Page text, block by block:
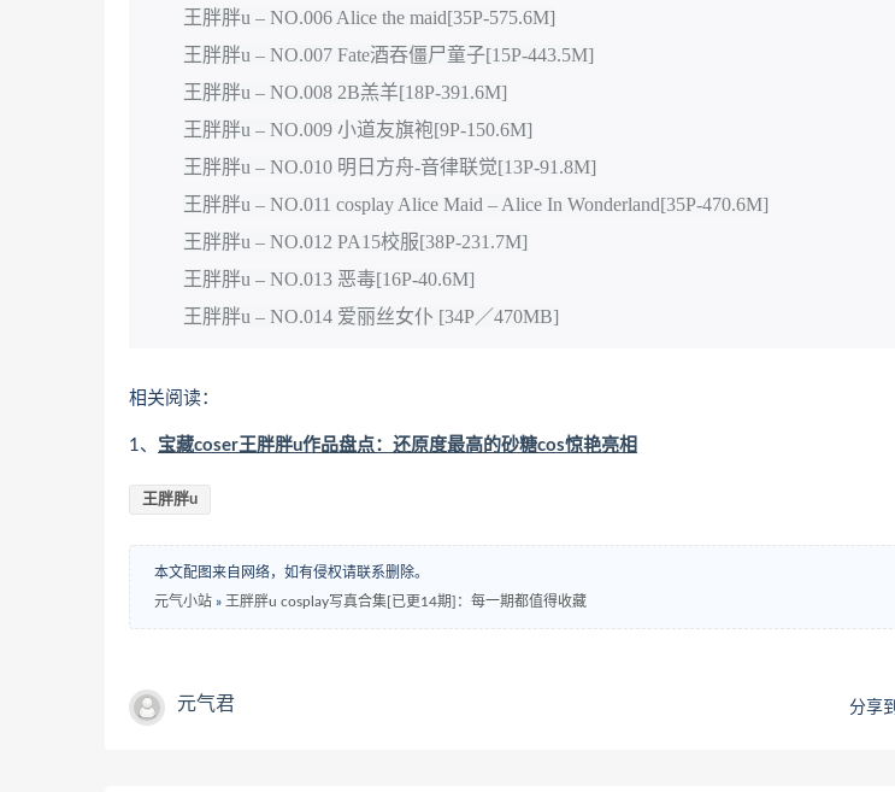
王胖胖u – NO.006 Alice the maid[35P-575.6M]
王胖胖u – NO.007 Fate酒吞僵尸童子[15P-443.5M]
王胖胖u – NO.008 2B羔羊[18P-391.6M]
王胖胖u – NO.009 小道友旗袍[9P-150.6M]
王胖胖u – NO.010 明日方舟-音律联觉[13P-91.8M]
王胖胖u – NO.011 cosplay Alice Maid – Alice In Wonderland[35P-470.6M]
王胖胖u – NO.012 PA15校服[38P-231.7M]
王胖胖u – NO.013 恶毒[16P-40.6M]
王胖胖u – NO.014 爱丽丝女仆 [34P／470MB]
相关阅读：
1、 宝藏coser王胖胖u作品盘点：还原度最高的砂糖cos惊艳亮相
王胖胖u
本文配图来自网络，如有侵权请联系删除。
元气小站 » 王胖胖u cosplay写真合集[已更14期]：每一期都值得收藏
元气君 分享